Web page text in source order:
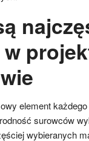
element
surowców
wybieranych